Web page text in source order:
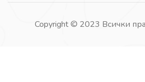
Copyright © 2023 Всички